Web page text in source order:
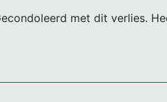
met dit verlies.